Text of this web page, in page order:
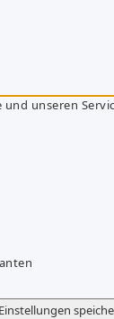
unseren
Einstellungen